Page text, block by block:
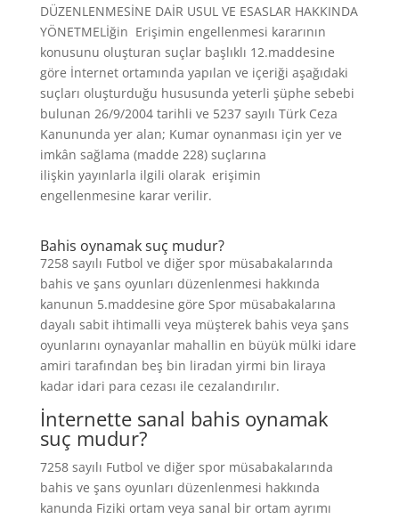
DÜZENLENMESİNE DAİR USUL VE ESASLAR HAKKINDA
YÖNETMELİğin Erişimin engellenmesi kararının
konusunu oluşturan suçlar başlıklı 12.maddesine
göre İnternet ortamında yapılan ve içeriği aşağıdaki
suçları oluşturduğu hususunda yeterli şüphe sebebi
bulunan 26/9/2004 tarihli ve 5237 sayılı Türk Ceza
Kanununda yer alan; Kumar oynanması için yer ve
imkân sağlama (madde 228) suçlarına
ilişkin yayınlarla ilgili olarak erişimin
engellenmesine karar verilir.
Bahis oynamak suç mudur?
7258 sayılı Futbol ve diğer spor müsabakalarında
bahis ve şans oyunları düzenlenmesi hakkında
kanunun 5.maddesine göre Spor müsabakalarına
dayalı sabit ihtimalli veya müşterek bahis veya şans
oyunlarını oynayanlar mahallin en büyük mülki idare
amiri tarafından beş bin liradan yirmi bin liraya
kadar idari para cezası ile cezalandırılır.
İnternette sanal bahis oynamak
suç mudur?
7258 sayılı Futbol ve diğer spor müsabakalarında
bahis ve şans oyunları düzenlenmesi hakkında
kanunda Fiziki ortam veya sanal bir ortam ayrımı